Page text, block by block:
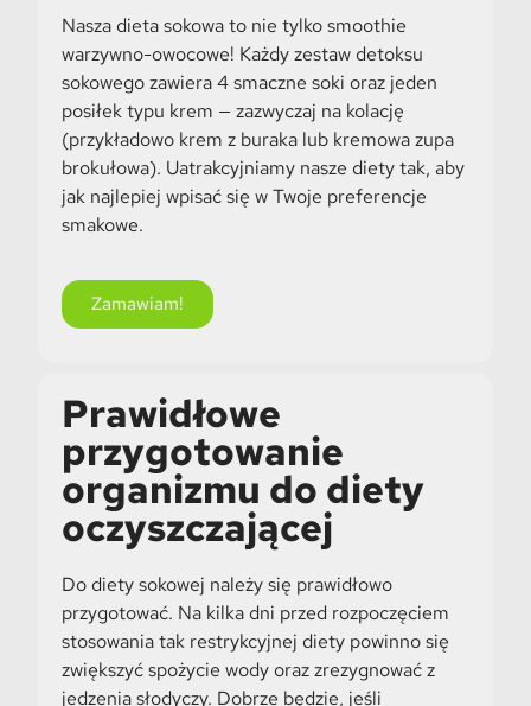
Nasza dieta sokowa to nie tylko smoothie
warzywno-owocowe! Każdy zestaw detoksu
sokowego zawiera 4 smaczne soki oraz jeden
posiłek typu krem — zazwyczaj na kolację
(przykładowo krem z buraka lub kremowa zupa
brokułowa). Uatrakcyjniamy nasze diety tak, aby
jak najlepiej wpisać się w Twoje preferencje
smakowe.
Zamawiam!
Prawidłowe
przygotowanie
organizmu do diety
oczyszczającej
Do diety sokowej należy się prawidłowo
przygotować. Na kilka dni przed rozpoczęciem
stosowania tak restrykcyjnej diety powinno się
zwiększyć spożycie wody oraz zrezygnować z
jedzenia słodyczy. Dobrze będzie, jeśli